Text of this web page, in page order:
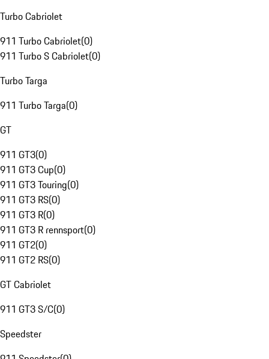
Turbo Cabriolet
911 Turbo Cabriolet(0)
911 Turbo S Cabriolet(0)
Turbo Targa
911 Turbo Targa(0)
GT
911 GT3(0)
911 GT3 Cup(0)
911 GT3 Touring(0)
911 GT3 RS(0)
911 GT3 R(0)
911 GT3 R rennsport(0)
911 GT2(0)
911 GT2 RS(0)
GT Cabriolet
911 GT3 S/C(0)
Speedster